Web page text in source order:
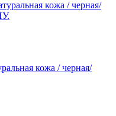
кожа / черная/